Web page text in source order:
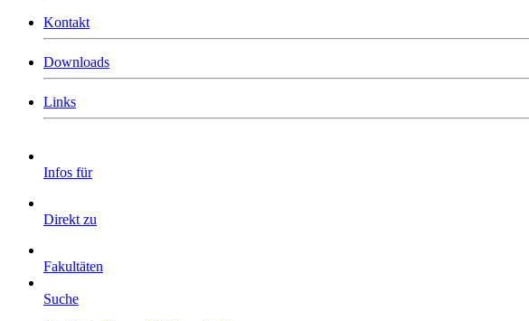
Kontakt
Downloads
Links
Infos für
Direkt zu
Fakultäten
Suche